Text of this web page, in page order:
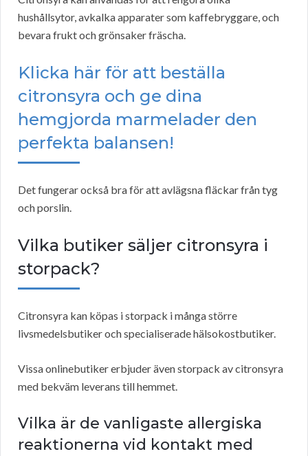
hushållsytor, avkalka apparater som kaffebryggare, och
bevara frukt och grönsaker fräscha.
Klicka här för att beställa
citronsyra och ge dina
hemgjorda marmelader den
perfekta balansen!
Det fungerar också bra för att avlägsna fläckar från tyg
och porslin.
Vilka butiker säljer citronsyra i
storpack?
Citronsyra kan köpas i storpack i många större
livsmedelsbutiker och specialiserade hälsokostbutiker.
Vissa onlinebutiker erbjuder även storpack av citronsyra
med bekväm leverans till hemmet.
Vilka är de vanligaste allergiska
reaktionerna vid kontakt med